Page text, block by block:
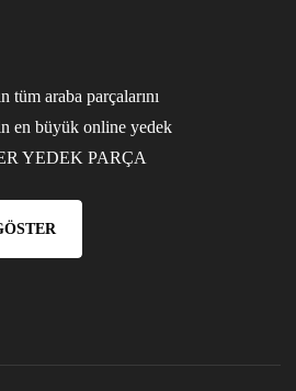
tüm araba parçalarını
en büyük online yedek
YEDEK PARÇA